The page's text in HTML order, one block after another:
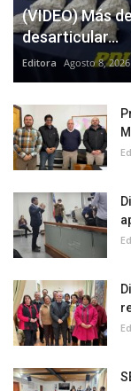
(VIDEO) Más
desarticular...
Editora Agosto 8, 2026